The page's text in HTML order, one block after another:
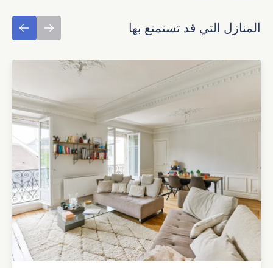
المنازل التي قد تستمتع بها